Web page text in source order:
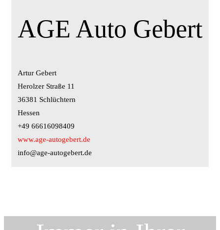
AGE Auto Gebert
Artur Gebert
Herolzer Straße 11
36381 Schlüchtern
Hessen
+49 66616098409
www.age-autogebert.de
info@age-autogebert.de